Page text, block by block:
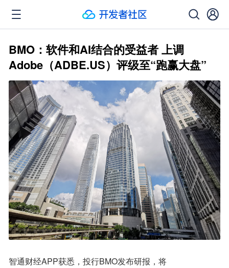
BMO：软件和AI结合的受益者 上调
Adobe（ADBE.US）评级至“跑赢大盘”
智通财经APP获悉，投行BMO发布研报，将